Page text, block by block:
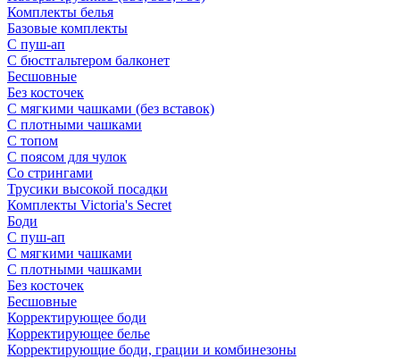
Комплекты белья
Базовые комплекты
С пуш-ап
С бюстгальтером балконет
Бесшовные
Без косточек
С мягкими чашками (без вставок)
С плотными чашками
С топом
С поясом для чулок
Со стрингами
Трусики высокой посадки
Комплекты Victoria's Secret
Боди
С пуш-ап
С мягкими чашками
С плотными чашками
Без косточек
Бесшовные
Корректирующее боди
Корректирующее белье
Корректирующие боди, грации и комбинезоны